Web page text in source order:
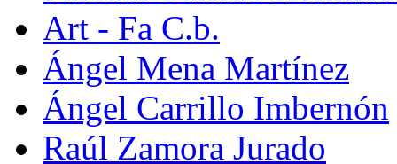
Art - Fa C.b.
Ángel Mena Martínez
Ángel Carrillo Imbernón
Raúl Zamora Jurado